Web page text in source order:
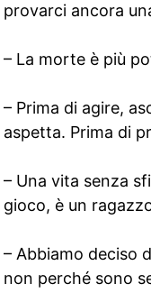
provarci ancora
– La morte è più
– Prima di agire,
aspetta. Prima di
– Una vita senza
gioco, è un
– Abbiamo deciso
non perché sono